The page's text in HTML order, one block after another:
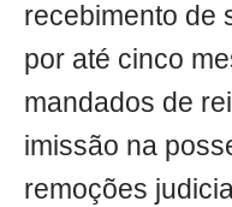
recebimento de
por até cinco
mandados de
imissão na
remoções